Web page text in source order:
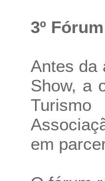
3º
Antes da
Show, a
em